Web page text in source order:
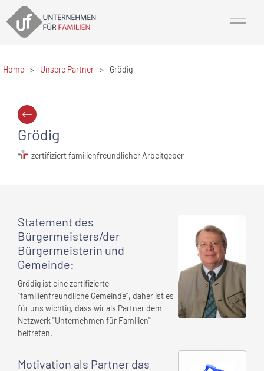
Home > Unsere Partner > Grödig
Grödig
zertifiziert familienfreundlicher Arbeitgeber
Statement des
Bürgermeisters/der
Bürgermeisterin und
Gemeinde:
Grödig ist eine zertifizierte
"familienfreundliche Gemeinde", daher ist es
für uns wichtig, dass wir als Partner dem
Netzwerk "Unternehmen für Familien"
beitreten.
Motivation als Partner das